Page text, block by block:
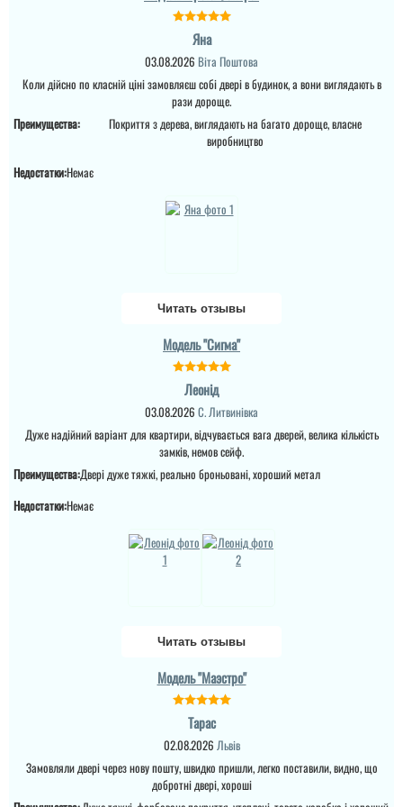
зробили все макмалтпо
враховуючи те, що вікон
довго вагався, але
Покриття реально якісне
алюміній, дволі добротні
двері. але всього два
Яна
03.08.2026 Віта Поштова
Коли дійсно по класній ціні замовляєш собі двері в будинок, а вони виглядають в
рази дороще.
Преимущества:
Покриття з дерева, виглядають на багато дороще, власне
виробництво
Недостатки:Немає
Читать отзывы
Модель "Сигма"
Леонід
03.08.2026 С. Литвинівка
Дуже надійний варіант для квартири, відчувається вага дверей, велика кількість
замків, немов сейф.
Преимущества:Двері дуже тяжкі, реально броньовані, хороший метал
Недостатки:Немає
Читать отзывы
Модель "Маэстро"
Тарас
02.08.2026 Львів
Замовляли двері через нову пошту, швидко пришли, легко поставили, видно, що
добротні двері, хороші